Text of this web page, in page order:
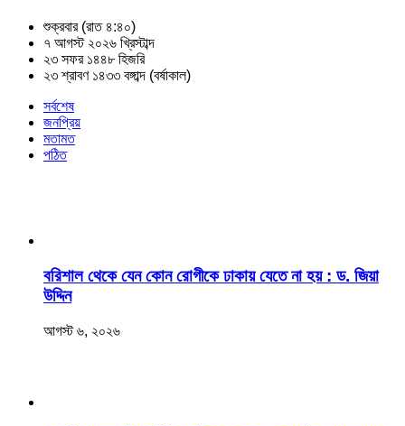
শুক্রবার (রাত ৪:৪০)
৭ আগস্ট ২০২৬ খ্রিস্টাব্দ
২৩ সফর ১৪৪৮ হিজরি
২৩ শ্রাবণ ১৪৩৩ বঙ্গাব্দ (বর্ষাকাল)
সর্বশেষ
জনপ্রিয়
মতামত
পঠিত
বরিশাল থেকে যেন কোন রোগীকে ঢাকায় যেতে না হয় : ড. জিয়া
উদ্দিন
আগস্ট ৬, ২০২৬